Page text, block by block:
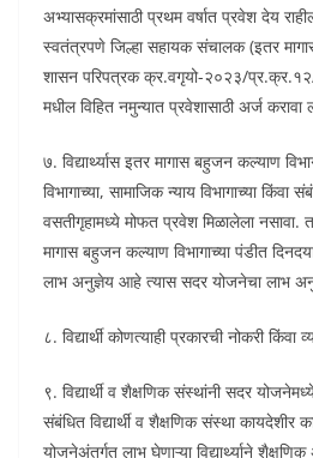
अभ्यासक्रमांसाठी प्रथम वर्षात प्रवेश देय
स्वतंत्रपणे जिल्हा सहायक संचालक (इतर
शासन परिपत्रक क्र.वगृयो-२०२३/
मधील विहित नमुन्यात प्रवेशासाठी अर्ज करावा
७. विद्यार्थ्यास इतर मागास बहुजन कल्याण
विभागाच्या, सामाजिक न्याय विभागाच्या किंवा
वसतीगृहामध्ये मोफत प्रवेश मिळालेला नसावा.
मागास बहुजन कल्याण विभागाच्या पंडीत
लाभ अनुज्ञेय आहे त्यास सदर योजनेचा लाभ
८. विद्यार्थी कोणत्याही प्रकारची नोकरी
९. विद्यार्थी व शैक्षणिक संस्थांनी सदर
संबंधित विद्यार्थी व शैक्षणिक संस्था कायदेशीर
योजनेअंतर्गत लाभ घेणाऱ्या विद्यार्थ्याने